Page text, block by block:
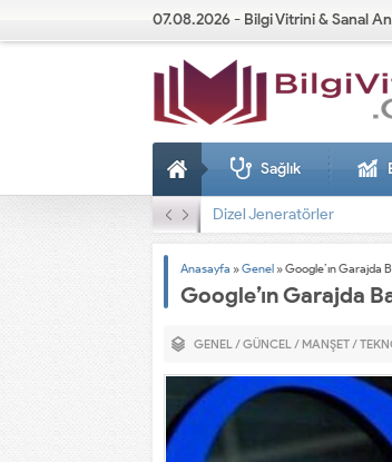
07.08.2026 - Bilgi Vitrini & Sanal
Sağlık
Dizel Jeneratörler
Anasayfa »Genel »Google’ın Garajda
Google’ın Garajda
GENEL/GÜNCEL/ MANŞET/